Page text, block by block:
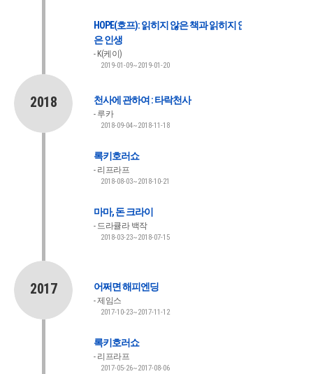
HOPE(호프): 읽히지 않은 책과 읽히지 않
은 인생
K(케이)
2019-01-09~2019-01-20
2018 천사에 관하여 : 타락천사
루카
2018-09-04~2018-11-18
록키호러쇼
리프라프
2018-08-03~2018-10-21
마마, 돈 크라이
드라큘라 백작
2018-03-23~2018-07-15
2017 어쩌면 해피엔딩
제임스
2017-10-23~2017-11-12
록키호러쇼
리프라프
2017-05-26~2017-08-06